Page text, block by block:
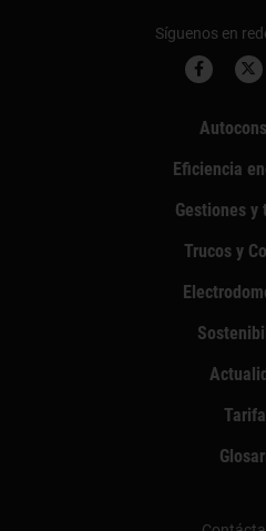
Síguenos en
Eficiencia
Gestiones y
Trucos y